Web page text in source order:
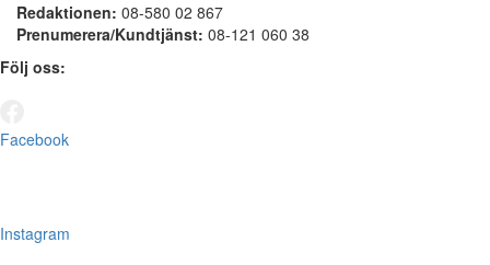
Redaktionen: 08-580 02 867
Prenumerera/Kundtjänst: 08-121 060 38
Följ oss:
Facebook
Instagram